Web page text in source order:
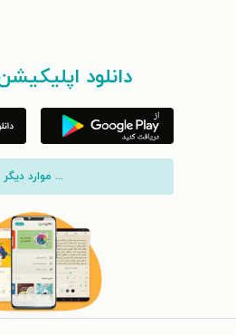
دانلود
... موارد دیگر